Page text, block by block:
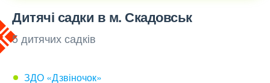
Дитячі садки в м. Скадовськ
5 дитячих садків
ЗДО «Дзвіночок»